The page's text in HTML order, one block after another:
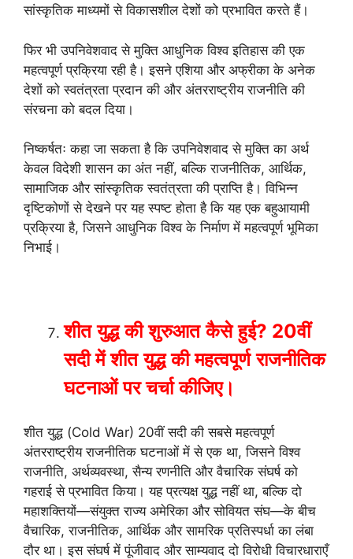
सांस्कृतिक माध्यमों से विकासशील देशों को प्रभावित करते हैं।
फिर भी उपनिवेशवाद से मुक्ति आधुनिक विश्व इतिहास की एक
महत्वपूर्ण प्रक्रिया रही है। इसने एशिया और अफ्रीका के अनेक
देशों को स्वतंत्रता प्रदान की और अंतरराष्ट्रीय राजनीति की
संरचना को बदल दिया।
निष्कर्षतः कहा जा सकता है कि उपनिवेशवाद से मुक्ति का अर्थ
केवल विदेशी शासन का अंत नहीं, बल्कि राजनीतिक, आर्थिक,
सामाजिक और सांस्कृतिक स्वतंत्रता की प्राप्ति है। विभिन्न
दृष्टिकोणों से देखने पर यह स्पष्ट होता है कि यह एक बहुआयामी
प्रक्रिया है, जिसने आधुनिक विश्व के निर्माण में महत्वपूर्ण भूमिका
निभाई।
शीत युद्ध की शुरुआत कैसे हुई? 20वीं
सदी में शीत युद्ध की महत्वपूर्ण राजनीतिक
घटनाओं पर चर्चा कीजिए।
शीत युद्ध (Cold War) 20वीं सदी की सबसे महत्वपूर्ण
अंतरराष्ट्रीय राजनीतिक घटनाओं में से एक था, जिसने विश्व
राजनीति, अर्थव्यवस्था, सैन्य रणनीति और वैचारिक संघर्ष को
गहराई से प्रभावित किया। यह प्रत्यक्ष युद्ध नहीं था, बल्कि दो
महाशक्तियों—संयुक्त राज्य अमेरिका और सोवियत संघ—के बीच
वैचारिक, राजनीतिक, आर्थिक और सामरिक प्रतिस्पर्धा का लंबा
दौर था। इस संघर्ष में पूंजीवाद और साम्यवाद दो विरोधी विचारधाराएँ